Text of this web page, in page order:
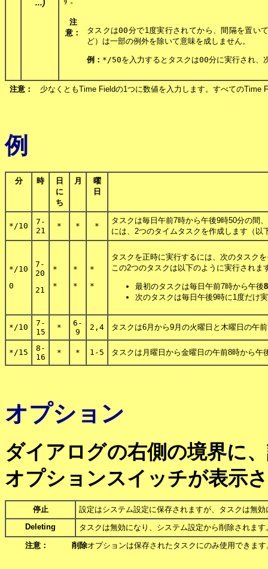
...)
注
意：
タスクは00分で1度実行されてから、間隔を置い
ど）は一部の例外を除いて意味を成しません。
例： */50を入力するとタスクは00分に実行され、
注意： 少なくともTime Fieldの1つに数値を入力します。すべての
例
分 時
日
に
ち
月
曜
日
*/10
7-
21
* * *
タスクは毎日午前7時から午後9時50分の間
には、2つのタイムタスクを作成します（以
*/10
0
7-
20
21
*
*
*
*
*
*
タスクを正時に実行するには、次のタスク
この2つのタスクは以下のように実行されま
最初のタスクは毎日午前7時から午後8
次のタスクは毎日午後9時に1度だけ
*/10
7-
15
*
6-
9
2,4 タスクは6月から9月の火曜日と木曜日の午
*/15
8-
16
* * 1-5 タスクは月曜日から金曜日の午前8時から
オプション
ダイアログの右側の境界に
オプションスイッチが表示
停止
設定はシステム設定に保存されますが、タスクは無効
Deleting
タスクは無効になり、システム設定から削除されます
注意：
削除オプションは保存されたタスクにのみ使用できます